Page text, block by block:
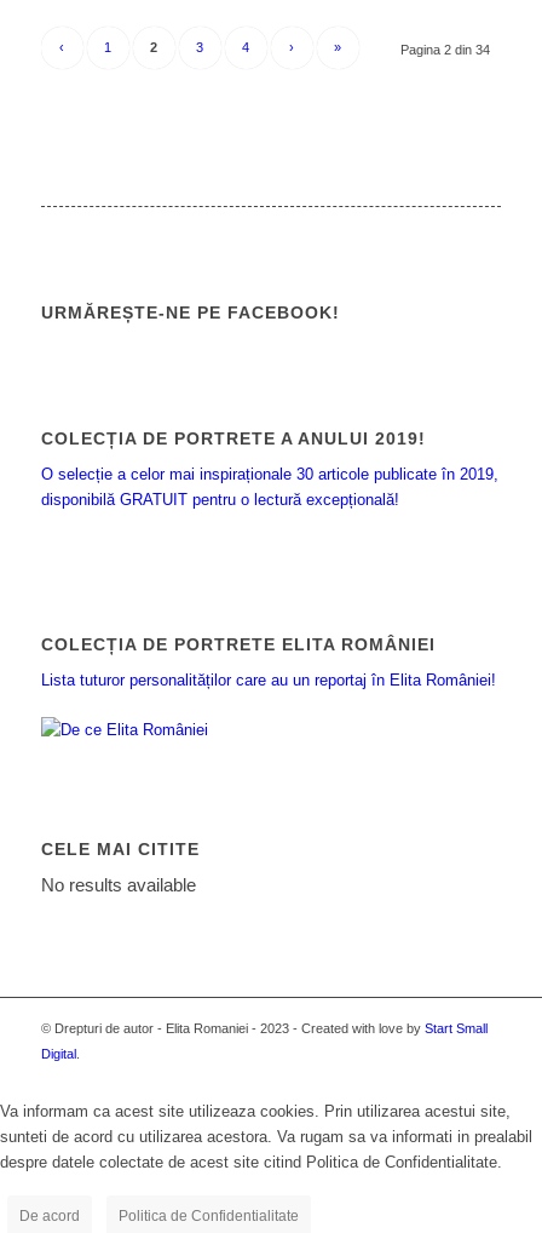
Pagina 2 din 34
‹ 1 2 3 4 › »
URMĂREȘTE-NE PE FACEBOOK!
COLECȚIA DE PORTRETE A ANULUI 2019!
O selecție a celor mai inspiraționale 30 articole publicate în 2019,
disponibilă GRATUIT pentru o lectură excepțională!
COLECȚIA DE PORTRETE ELITA ROMÂNIEI
Lista tuturor personalităților care au un reportaj în Elita României!
CELE MAI CITITE
No results available
© Drepturi de autor - Elita Romaniei - 2023 - Created with love by Start Small
Digital.
Va informam ca acest site utilizeaza cookies. Prin utilizarea acestui site,
sunteti de acord cu utilizarea acestora. Va rugam sa va informati in prealabil
despre datele colectate de acest site citind Politica de Confidentialitate.
De acord Politica de Confidentialitate